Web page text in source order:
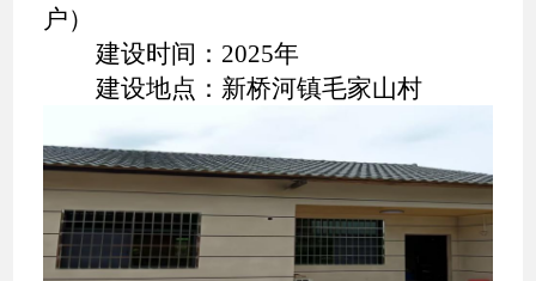
户）
建设时间：2025年
建设地点：新桥河镇毛家山村